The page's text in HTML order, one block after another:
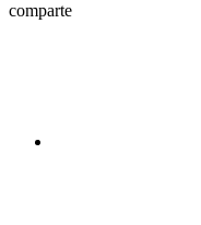
comparte